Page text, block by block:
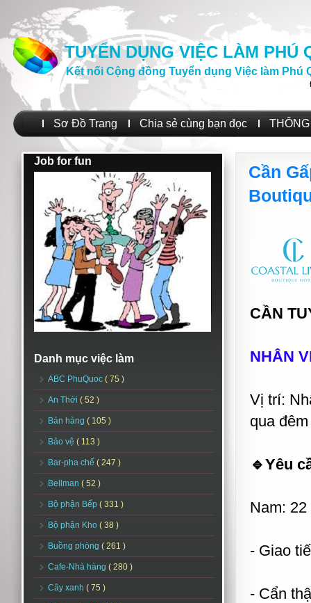
TUYỂN DỤNG VIỆC LÀM PHÚ
Kết nối Cộng đồng Tuyển dụng Việc làm Phú
Sơ Đồ Trang Chia sẻ cùng bạn đọc
Job for fun
Danh mục việc làm
ABC PhuQuoc ( 75 )
An Thới ( 52 )
Bán hàng ( 105 )
Bảo vệ ( 113 )
Bar-pha chế ( 247 )
Bellman ( 52 )
Bộ phận Bếp ( 331 )
Bộ phận Kho ( 38 )
Buồng phòng ( 261 )
Cafe-Nhà hàng ( 280 )
Cây xanh ( 75 )
Cần
CẦN
NHÂN
Vị trí:
qua đêm
🔹Yêu
Nam: 22
- Giao
- Cẩn